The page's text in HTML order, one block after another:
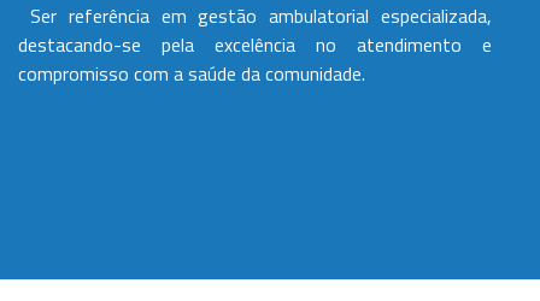
Ser referência em gestão ambulatorial especializada,
destacando-se pela excelência no atendimento e
compromisso com a saúde da comunidade.